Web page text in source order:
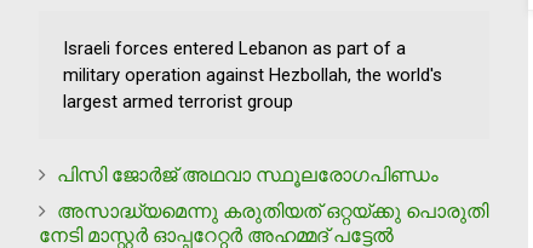
Israeli forces entered Lebanon as part of a
military operation against Hezbollah, the world's
largest armed terrorist group
പിസി ജോര്‍ജ് അഥവാ സ്ഥൂലരോഗപിണ്ഡം
അസാദ്ധ്യമെന്നു കരുതിയത് ഒറ്റയ്ക്കു പൊരുതി
നേടി മാസ്റ്റര്‍ ഓപ്പറേറ്റര്‍ അഹമ്മദ് പട്ടേല്‍